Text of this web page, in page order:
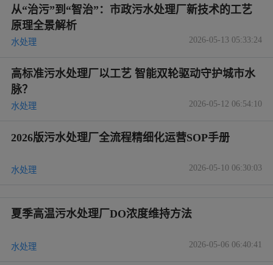
从“治污”到“智治”：市政污水处理厂新技术的工艺
原理全景解析
水处理 2026-05-13 05:33:24
高标准污水处理厂以工艺 智能双轮驱动守护城市水
脉？
水处理 2026-05-12 06:54:10
2026版污水处理厂全流程精细化运营SOP手册
水处理 2026-05-10 06:30:03
夏季高温污水处理厂DO浓度维持方法
水处理 2026-05-06 06:40:41